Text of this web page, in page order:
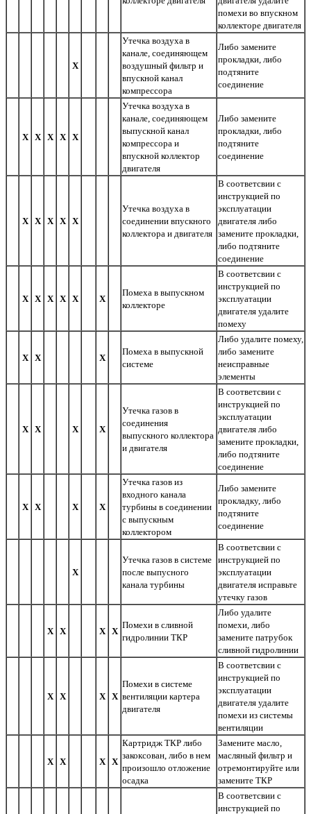
помехи во впускном
коллекторе двигателя
Х
Утечка воздуха в
канале, соединяющем
воздушный фильтр и
впускной канал
компрессора
Либо замените
прокладки, либо
подтяните
соединение
Х Х Х Х Х
Утечка воздуха в
канале, соединяющем
выпускной канал
компрессора и
впускной коллектор
двигателя
Либо замените
прокладки, либо
подтяните
соединение
Х Х Х Х Х
Утечка воздуха в
соединении впускного
коллектора и двигателя
В соответсвии с
инструкцией по
эксплуатации
двигателя либо
замените прокладки,
либо подтяните
соединение
Х Х Х Х Х Х
Помеха в выпускном
коллекторе
В соответсвии с
инструкцией по
эксплуатации
двигателя удалите
помеху
Х Х Х
Помеха в выпускной
системе
Либо удалите помеху,
либо замените
неисправные
элементы
Х Х Х Х
Утечка газов в
соединения
выпускного коллектора
и двигателя
В соответсвии с
инструкцией по
эксплуатации
двигателя либо
замените прокладки,
либо подтяните
соединение
Х Х Х Х
Утечка газов из
входного канала
турбины в соединении
с выпускным
коллектором
Либо замените
прокладку, либо
подтяните
соединение
Х
Утечка газов в системе
после выпусного
канала турбины
В соответсвии с
инструкцией по
эксплуатации
двигателя исправьте
утечку газов
Х Х Х Х
Помехи в сливной
гидролинии ТКР
Либо удалите
помехи, либо
замените патрубок
сливной гидролинии
Х Х Х Х
Помехи в системе
вентиляции картера
двигателя
В соответсвии с
инструкцией по
эксплуатации
двигателя удалите
помехи из системы
вентиляции
Х Х Х Х
Картридж ТКР либо
закоксован, либо в нем
произошло отложение
осадка
Замените масло,
масляный фильтр и
отремонтируйте или
замените ТКР
В соответсвии с
инструкцией по